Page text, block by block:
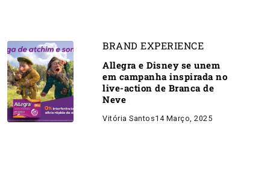
BRAND EXPERIENCE
Allegra e Disney se unem
em campanha inspirada no
live-action de Branca de
Neve
Vitória Santos14 Março, 2025